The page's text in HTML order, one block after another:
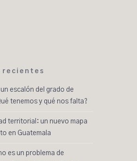
recientes
escalón del grado de
tenemos y qué nos falta?
territorial: un nuevo mapa
en Guatemala
es un problema de